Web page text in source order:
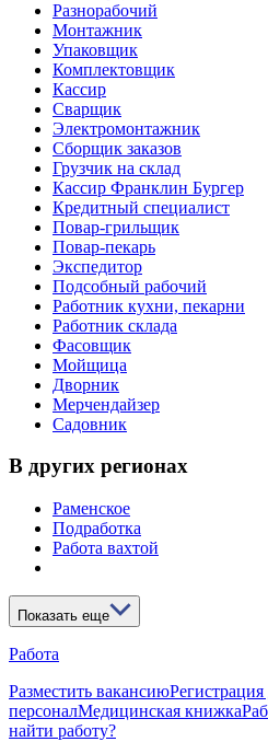
Разнорабочий
Монтажник
Упаковщик
Комплектовщик
Кассир
Сварщик
Электромонтажник
Сборщик заказов
Грузчик на склад
Кассир Франклин Бургер
Кредитный специалист
Повар-грильщик
Повар-пекарь
Экспедитор
Подсобный рабочий
Работник кухни, пекарни
Работник склада
Фасовщик
Мойщица
Дворник
Мерчендайзер
Садовник
В других регионах
Раменское
Подработка
Работа вахтой
Показать еще
Работа
Разместить вакансиюРегистрация
персоналМедицинская книжка
найти работу?